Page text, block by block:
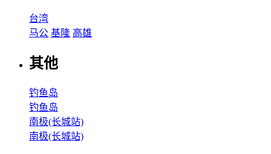
台湾
马公 基隆 高雄
其他
钓鱼岛
钓鱼岛
南极(长城站)
南极(长城站)